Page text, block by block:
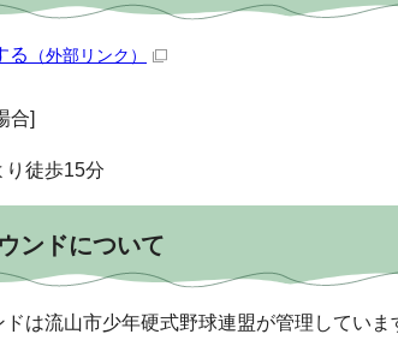
る （外部リンク）
合]
り徒歩15分
ンドについて
ドは流山市少年硬式野球連盟が管理していま